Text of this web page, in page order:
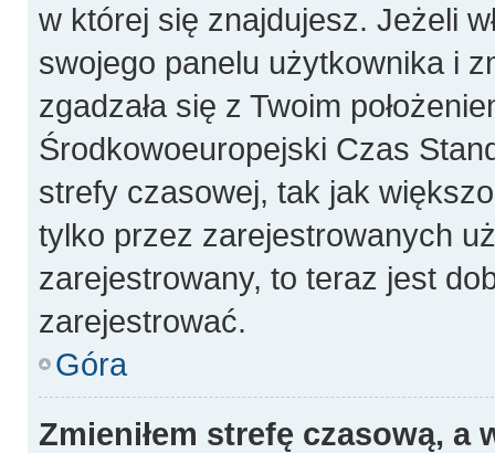
w której się znajdujesz. Jeżeli
swojego panelu użytkownika i
zgadzała się z Twoim
Środkowoeuropejski Czas
strefy czasowej, tak jak
tylko przez zarejestrowanych
zarejestrowany, to teraz jest
zarejestrować.
Góra
Zmieniłem strefę czasową, a